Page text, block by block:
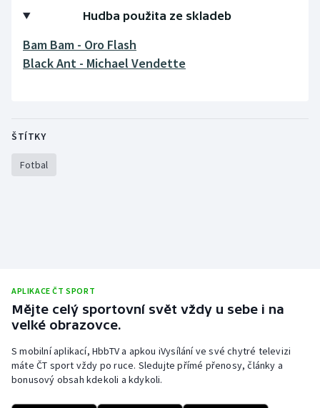
Jezdectví
Judo
Lyže a snowboard
Parasport
Plavání
Plážový volejbal
Hudba použita ze skladeb
Bam Bam - Oro Flash
Black Ant - Michael Vendette
ŠTÍTKY
Fotbal
APLIKACE ČT SPORT
Mějte celý sportovní svět vždy u sebe i na
velké obrazovce.
S mobilní aplikací, HbbTV a apkou iVysílání ve své chytré televizi
máte ČT sport vždy po ruce. Sledujte přímé přenosy, články a
bonusový obsah kdekoli a kdykoli.